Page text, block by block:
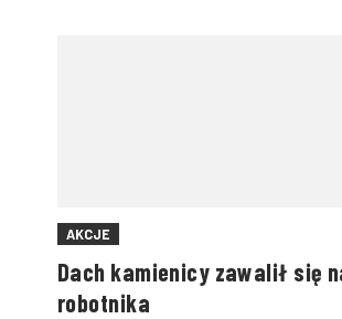
AKCJE
Dach kamienicy zawalił się
robotnika